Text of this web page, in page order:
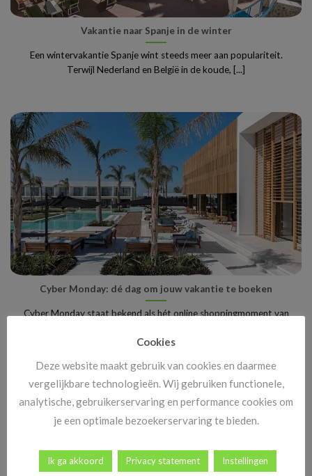
Vakantie naar Spanje in de winter
Een wintervakantie Spanje wint steeds meer aan populariteit.
Terwijl Nederland en België in de koude, [...]
Cyber Monday: dé dag om jouw vakantie te boeken
Cyber Monday staat bekend als hét online shoppingmoment van
Cookies
Deze website maakt gebruik van cookies en daarmee
vergelijkbare technologieën. Wij gebruiken functionele,
analytische, gebruikerservaring en performance cookies om
je een optimale bezoekerservaring te bieden.
Ik ga akkoord Privacy statement Instellingen